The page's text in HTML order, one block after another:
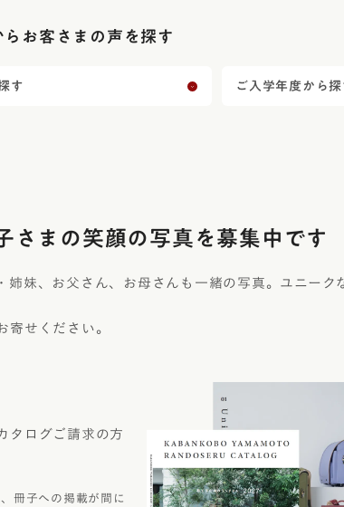
らお客さまの声を探す
す ご入学年度から探
さまの笑顔の写真を募集中です
妹、お父さん、お母さんも一緒の写真。ユニーク
寄せください。
タログご請求の方
冊子への掲載が間に